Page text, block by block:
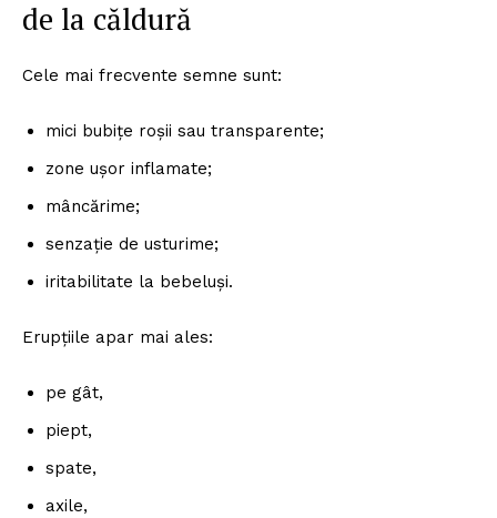
de la căldură
Cele mai frecvente semne sunt:
mici bubițe roșii sau transparente;
zone ușor inflamate;
mâncărime;
senzație de usturime;
iritabilitate la bebeluși.
Erupțiile apar mai ales:
pe gât,
piept,
spate,
axile,